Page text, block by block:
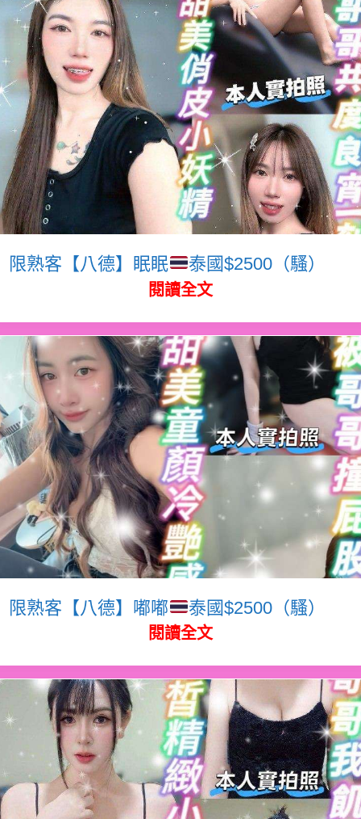
限熟客【八德】眠眠 泰國$2500（騷）
閱讀全文
限熟客【八德】嘟嘟 泰國$2500（騷）
閱讀全文